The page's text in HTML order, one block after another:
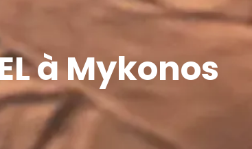
à Mykonos